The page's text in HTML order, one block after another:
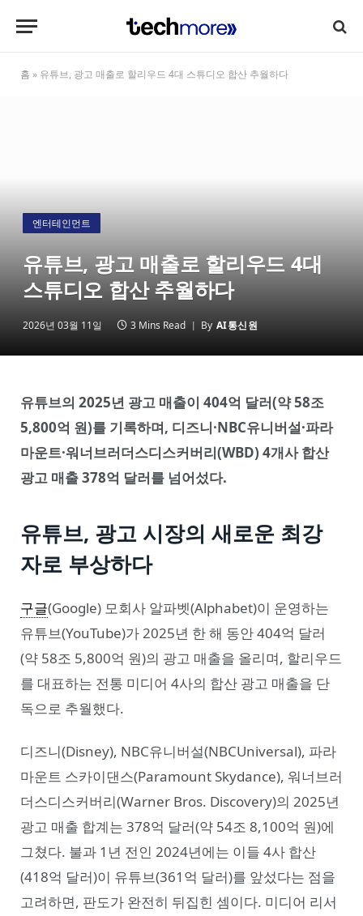
홈 » 유튜브, 광고 매출로 할리우드 4대 스튜디오 합산 추월하다
엔터테인먼트
유튜브, 광고 매출로 할리우드 4대
스튜디오 합산 추월하다
2026년 03월 11일 3 Mins Read By AI통신원
유튜브의 2025년 광고 매출이 404억 달러(약 58조
5,800억 원)를 기록하며, 디즈니·NBC유니버설·파라
마운트·워너브러더스디스커버리(WBD) 4개사 합산
광고 매출 378억 달러를 넘어섰다.
유튜브, 광고 시장의 새로운 최강
자로 부상하다
구글(Google) 모회사 알파벳(Alphabet)이 운영하는
유튜브(YouTube)가 2025년 한 해 동안 404억 달러
(약 58조 5,800억 원)의 광고 매출을 올리며, 할리우드
를 대표하는 전통 미디어 4사의 합산 광고 매출을 단
독으로 추월했다.
디즈니(Disney), NBC유니버설(NBCUniversal), 파라
마운트 스카이댄스(Paramount Skydance), 워너브러
더스디스커버리(Warner Bros. Discovery)의 2025년
광고 매출 합계는 378억 달러(약 54조 8,100억 원)에
그쳤다. 불과 1년 전인 2024년에는 이들 4사 합산
(418억 달러)이 유튜브(361억 달러)를 앞섰다는 점을
고려하면, 판도가 완전히 뒤집힌 셈이다. 미디어 리서